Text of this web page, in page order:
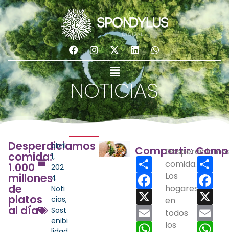
NOTICIAS
Desperdiciamos
comida:
1.000
millones
de
platos
al día
abril
1,
202
4
Noti
cias,
Sost
enibi
Compartir:
Share
Facebook
X
Email
WhatsApp
comida.
Los
hogares
en
todos
los
X